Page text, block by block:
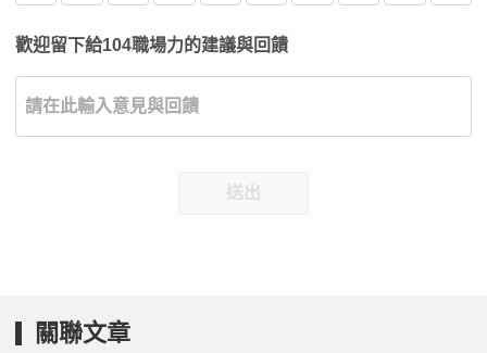
歡迎留下給104職場力的建議與回饋
送出
關聯文章